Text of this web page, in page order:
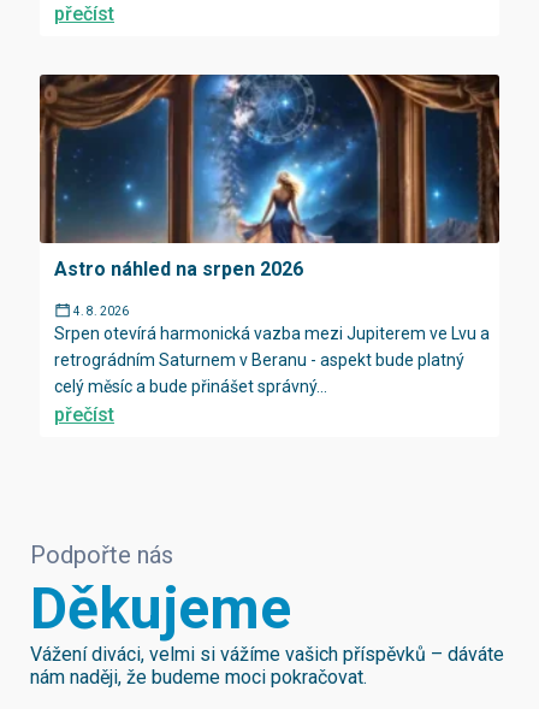
přečíst
Astro náhled na srpen 2026
4. 8. 2026
Srpen otevírá harmonická vazba mezi Jupiterem ve Lvu a
retrográdním Saturnem v Beranu - aspekt bude platný
celý měsíc a bude přinášet správný...
přečíst
Podpořte nás
Děkujeme
Vážení diváci, velmi si vážíme vašich příspěvků – dáváte
nám naději, že budeme moci pokračovat.